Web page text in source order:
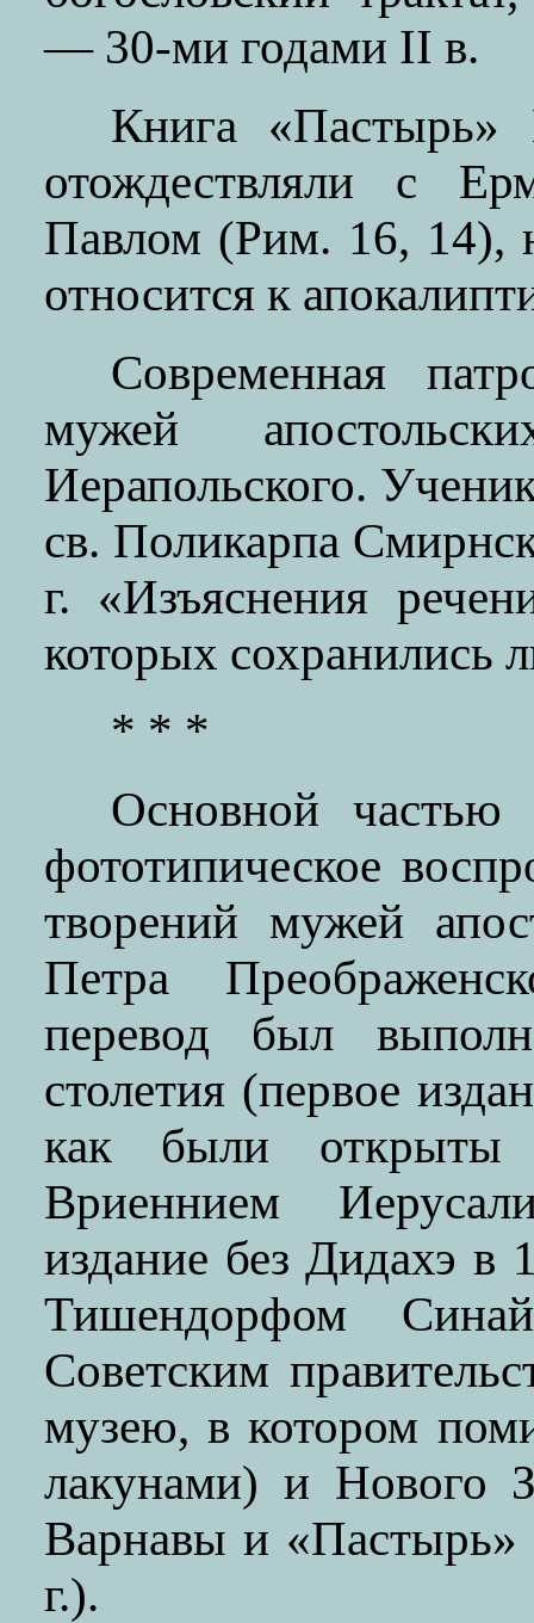
— 30-ми годами II в.
Книга «Пастырь»
отождествляли с
Павлом (Рим. 16, 14),
относится к
Современная
мужей
Иерапольского.
св. Поликарпа
г. «Изъяснения
которых сохранились
* * *
Основной частью
фототипическое
творений мужей
Петра
перевод был
столетия (первое
как были открыты
Вриеннием
издание без Дидахэ в
Тишендорфом
Советским
музею, в котором
лакунами) и Нового
Варнавы и «Пастырь»
г.).